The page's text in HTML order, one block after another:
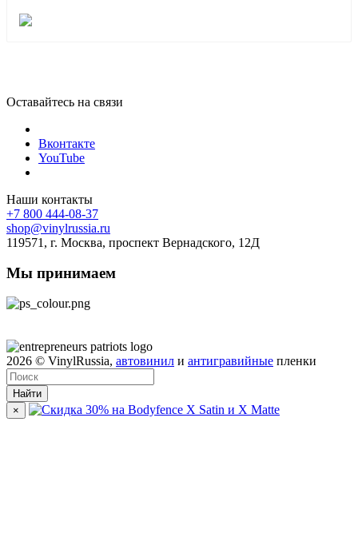
Оставайтесь на связи
Вконтакте
YouTube
Наши контакты
+7 800 444-08-37
shop@vinylrussia.ru
119571, г. Москва, проспект Вернадского, 12Д
Мы принимаем
2026 © VinylRussia, автовинил и антигравийные пленки
Найти
×